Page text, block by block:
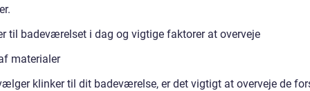
til badeværelset i dag og vigtige faktorer at overveje
materialer
klinker til dit badeværelse, er det vigtigt at overveje de